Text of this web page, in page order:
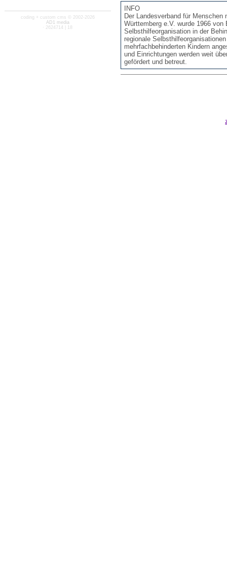
coding + custom cms © 2002-2026
AD1 media
· 2624714 | 18
INFO
Der Landesverband für Menschen
Württemberg e.V. wurde 1966
Selbsthilfeorganisation in der
regionale
mehrfachbehinderten Kindern
und Einrichtungen werden weit
gefördert und betreut.